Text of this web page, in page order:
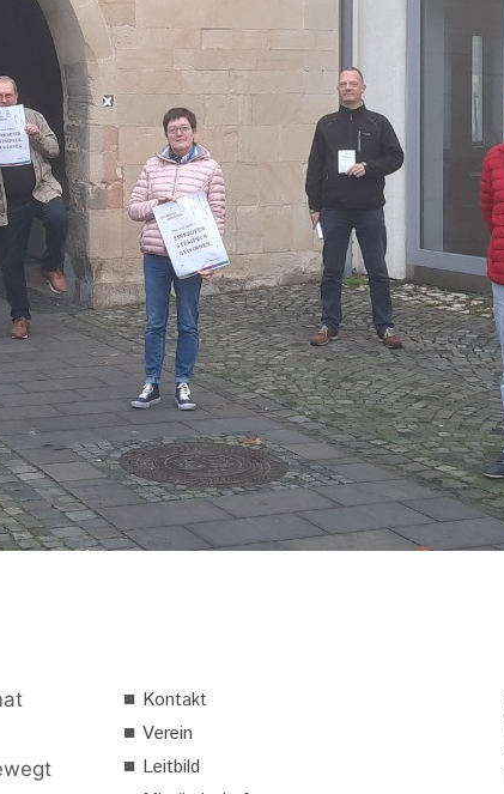
■ Kontakt
■ Verein
■ Leitbild